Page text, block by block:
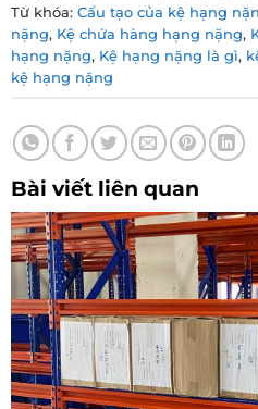
Từ khóa: Cấu tạo của kệ hạng
nặng, Kệ chứa hàng hạng nặng,
hạng nặng, Kệ hạng nặng là gì,
kệ hạng nặng
Bài viết liên quan